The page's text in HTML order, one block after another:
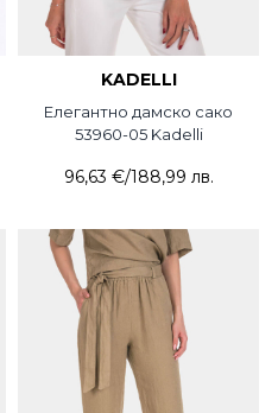
KADELLI
Елегантно дамско сако
53960-05 Kadelli
96,63 €/188,99 лв.